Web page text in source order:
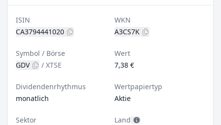
ISIN
CA3794441020
WKN
A3CS7K
Symbol / Börse
GDV
/ XTSE
Wert
7,38 €
Dividendenrhythmus
monatlich
Wertpapiertyp
Aktie
Sektor
Land